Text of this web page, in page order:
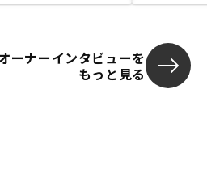
ーナーインタビューを
もっと見る